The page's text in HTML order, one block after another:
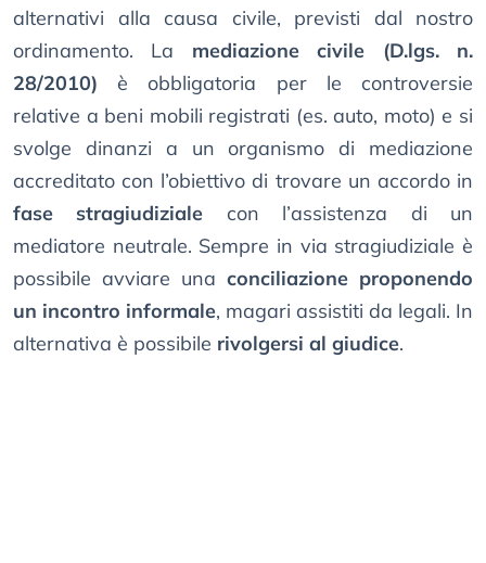
alternativi alla causa civile, previsti dal nostro
ordinamento. La mediazione civile (D.lgs. n.
28/2010) è obbligatoria per le controversie
relative a beni mobili registrati (es. auto, moto) e si
svolge dinanzi a un organismo di mediazione
accreditato con l’obiettivo di trovare un accordo in
fase stragiudiziale con l’assistenza di un
mediatore neutrale. Sempre in via stragiudiziale è
possibile avviare una conciliazione proponendo
un incontro informale, magari assistiti da legali. In
alternativa è possibile rivolgersi al giudice.